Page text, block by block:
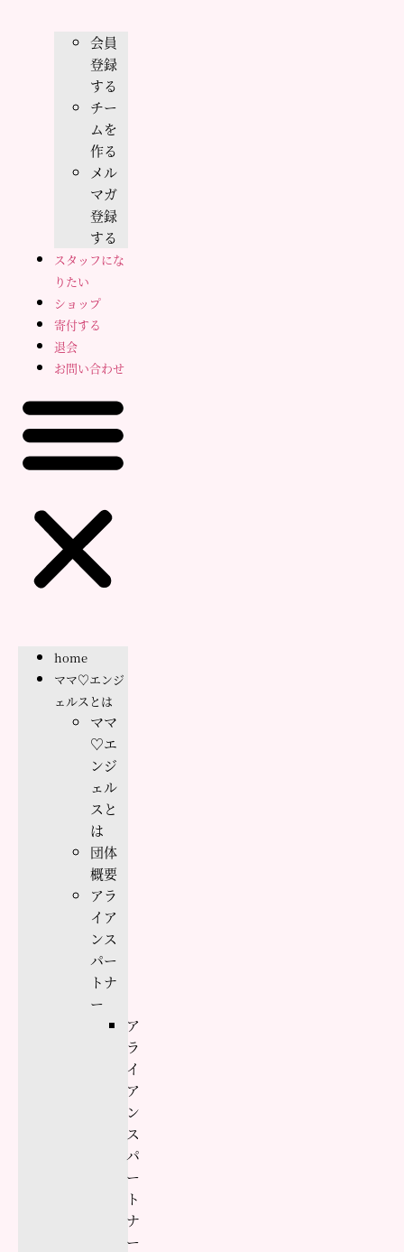
会員
登録
する
チー
ムを
作る
メル
マガ
登録
する
スタッフにな
りたい
ショップ
寄付する
退会
お問い合わせ
home
ママ♡エンジ
ェルスとは
ママ
♡エ
ンジ
ェル
スと
は
団体
概要
アラ
イア
ンス
パー
トナ
ー
ア
ラ
イ
ア
ン
ス
パ
ー
ト
ナ
ー